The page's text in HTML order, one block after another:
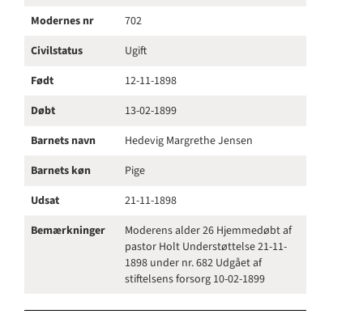
Modernes nr
702
Civilstatus
Ugift
Født
12-11-1898
Døbt
13-02-1899
Barnets navn
Hedevig Margrethe Jensen
Barnets køn
Pige
Udsat
21-11-1898
Bemærkninger
Moderens alder 26 Hjemmedøbt af
pastor Holt Understøttelse 21-11-
1898 under nr. 682 Udgået af
stiftelsens forsorg 10-02-1899